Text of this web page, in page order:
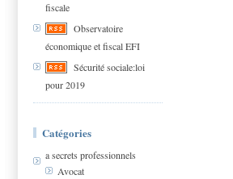
fiscale
Observatoire
économique et fiscal EFI
Sécurité sociale:loi
pour 2019
Catégories
a secrets professionnels
Avocat